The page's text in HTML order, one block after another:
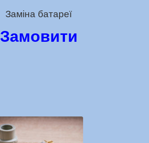
Заміна батареї
Замовити